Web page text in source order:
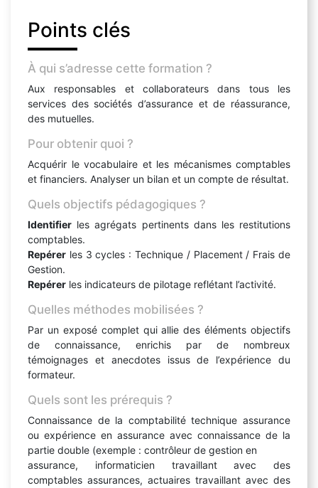
Points clés
À qui s’adresse cette formation ?
Aux responsables et collaborateurs dans tous les
services des sociétés d’assurance et de réassurance,
des mutuelles.
Pour obtenir quoi ?
Acquérir le vocabulaire et les mécanismes comptables
et financiers. Analyser un bilan et un compte de résultat.
Quels objectifs pédagogiques ?
Identifier les agrégats pertinents dans les restitutions
comptables.
Repérer les 3 cycles : Technique / Placement / Frais de
Gestion.
Repérer les indicateurs de pilotage reflétant l’activité.
Quelles méthodes mobilisées ?
Par un exposé complet qui allie des éléments objectifs
de connaissance, enrichis par de nombreux
témoignages et anecdotes issus de l’expérience du
formateur.
Quels sont les prérequis ?
Connaissance de la comptabilité technique assurance
ou expérience en assurance avec connaissance de la
partie double (exemple : contrôleur de gestion en
assurance, informaticien travaillant avec des
comptables assurances, actuaires travaillant avec des